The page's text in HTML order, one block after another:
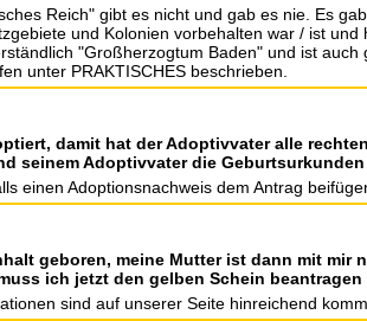
Reich" gibt es nicht und gab es nie. Es
und Kolonien vorbehalten war / ist
"Großherzogtum Baden" und ist
unter PRAKTISCHES beschrieben.
damit hat der Adoptivvater alle
seinem Adoptivvater die
einen Adoptionsnachweis dem Antrag
geboren, meine Mutter ist dann mit mir
ich jetzt den gelben Schein beantragen
sind auf unserer Seite hinreichend